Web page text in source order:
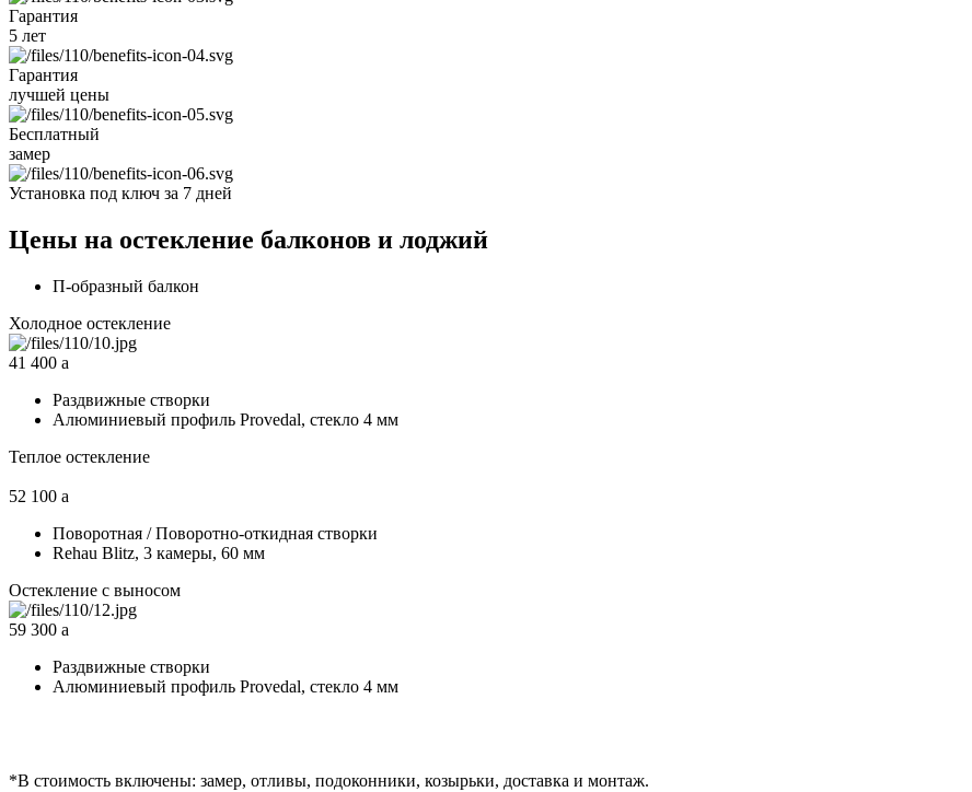
Гарантия
5 лет
Гарантия
лучшей цены
Бесплатный
замер
Установка под ключ за 7 дней
Цены на остекление балконов и лоджий
П-образный балкон
Холодное остекление
41 400 a
Раздвижные створки
Алюминиевый профиль Provedal, стекло 4 мм
Теплое остекление
52 100 a
Поворотная / Поворотно-откидная створки
Rehau Blitz, 3 камеры, 60 мм
Остекление с выносом
59 300 a
Раздвижные створки
Алюминиевый профиль Provedal, стекло 4 мм
*В стоимость включены: замер, отливы, подоконники, козырьки, доставка и монтаж.